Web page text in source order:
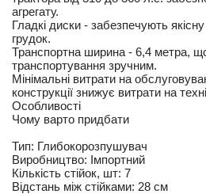
агрегату.
Гладкі диски - забезпечують
грудок.
Транспортна ширина - 6,4 метра,
транспортування зручним.
Мінімальні витрати на
конструкції знижує витрати на
Особливості
Чому варто придбати
Тип: Глибокорозпушувач
Виробництво: Імпортний
Кількість стійок, шт: 7
Відстань між стійками: 28 см